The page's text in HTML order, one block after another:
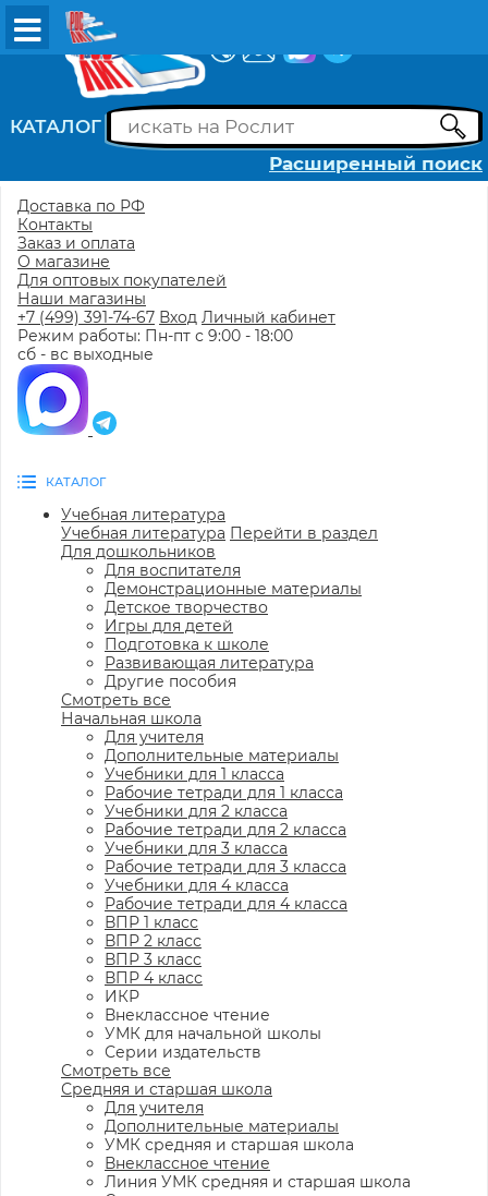
КАТАЛОГ
Расширенный поиск
Доставка по РФ
Контакты
Заказ и оплата
О магазине
Для оптовых покупателей
Наши магазины
+7 (499) 391-74-67 Вход Личный кабинет
Режим работы: Пн-пт с 9:00 - 18:00
сб - вс выходные
КАТАЛОГ
Учебная литература
Учебная литература Перейти в раздел
Для дошкольников
Для воспитателя
Демонстрационные материалы
Детское творчество
Игры для детей
Подготовка к школе
Развивающая литература
Другие пособия
Смотреть все
Начальная школа
Для учителя
Дополнительные материалы
Учебники для 1 класса
Рабочие тетради для 1 класса
Учебники для 2 класса
Рабочие тетради для 2 класса
Учебники для 3 класса
Рабочие тетради для 3 класса
Учебники для 4 класса
Рабочие тетради для 4 класса
ВПР 1 класс
ВПР 2 класс
ВПР 3 класс
ВПР 4 класс
ИКР
Внеклассное чтение
УМК для начальной школы
Серии издательств
Смотреть все
Средняя и старшая школа
Для учителя
Дополнительные материалы
УМК средняя и старшая школа
Внеклассное чтение
Линия УМК средняя и старшая школа